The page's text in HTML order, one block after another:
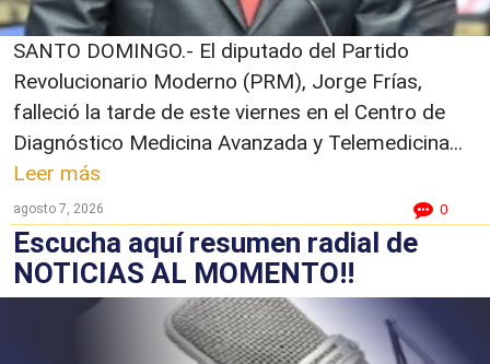
SANTO DOMINGO.- El diputado del Partido
Revolucionario Moderno (PRM), Jorge Frías,
falleció la tarde de este viernes en el Centro de
Diagnóstico Medicina Avanzada y Telemedicina...
Leer más
agosto 7, 2026 0
Escucha aquí resumen radial de
NOTICIAS AL MOMENTO!!